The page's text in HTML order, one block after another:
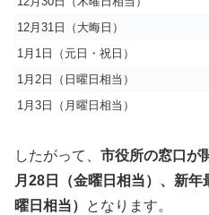
12月31日（大晦日）
1月1日（元日・祝日）
1月2日（日曜日相当）
1月3日（月曜日相当）
したがって、 市役所の窓口が
月28日（金曜日相当）、新
曜日相当）
となります。